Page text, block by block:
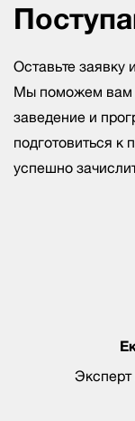
Оставьте заявку
Мы поможем вам
заведение и
подготовиться к
успешно